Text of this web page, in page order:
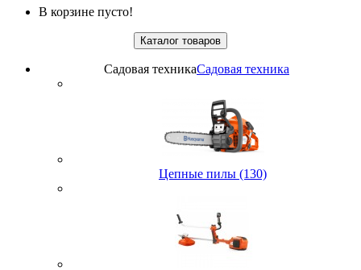
В корзине пусто!
Каталог товаров
Садовая техникаСадовая техника
Цепные пилы (130)